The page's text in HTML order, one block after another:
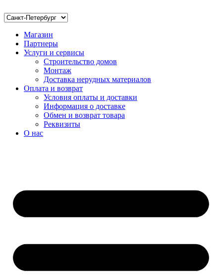
Магазин
Партнеры
Услуги и сервисы
Строительство домов
Монтаж
Доставка нерудных материалов
Оплата и возврат
Условия оплаты и доставки
Информация о доставке
Обмен и возврат товара
Реквизиты
О нас